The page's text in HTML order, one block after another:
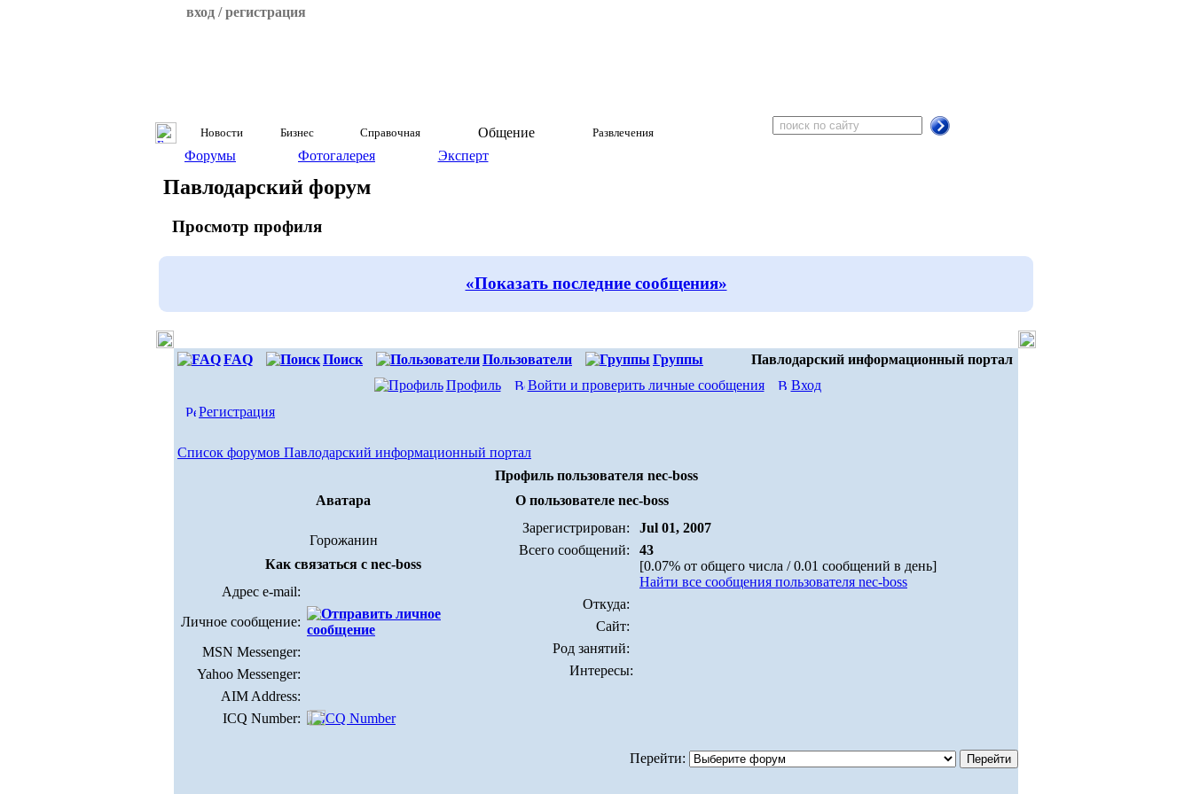
вход / регистрация
Новости Бизнес Справочная Общение Развлечения
Форумы Фотогалерея Эксперт
Павлодарский форум
Просмотр профиля
«Показать последние сообщения»
FAQ Поиск Пользователи Группы
Павлодарский информационный портал
Профиль
Войти и проверить личные сообщения
Вход
Регистрация
Список форумов Павлодарский информационный портал
Профиль пользователя nec-boss
Аватара
О пользователе nec-boss
Горожанин
Зарегистрирован:
Jul 01, 2007
Всего сообщений:
43
[0.07% от общего числа / 0.01 сообщений в день]
Найти все сообщения пользователя nec-boss
Откуда:
Сайт:
Род занятий:
Интересы:
Как связаться с nec-boss
Адрес e-mail:
Личное сообщение:
MSN Messenger:
Yahoo Messenger:
AIM Address:
ICQ Number:
Перейти: